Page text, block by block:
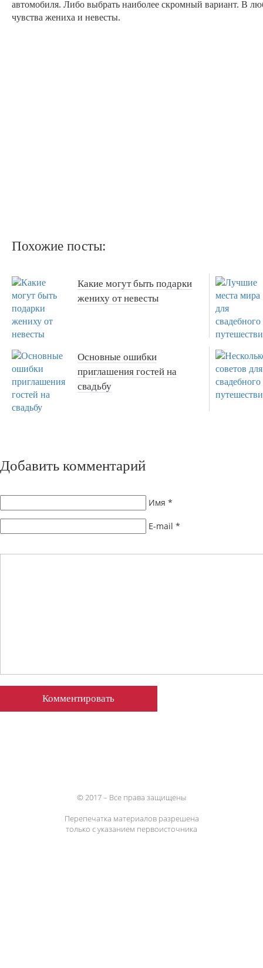
автомобиля. Либо выбрать наиболее скромный вариант. В
чувства жениха и невесты.
Похожие посты:
Какие могут быть подарки
жениху от невесты
Основные ошибки
приглашения гостей на
свадьбу
Добавить комментарий
Имя *
E-mail *
© 2017 – Все права защищены
Перепечатка материалов разрешена
только с указанием первоисточника